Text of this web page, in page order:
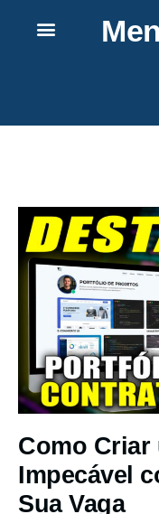
Como
Impecável
Sua Vaga